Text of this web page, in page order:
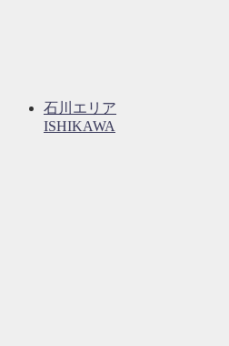
石川エリア
ISHIKAWA